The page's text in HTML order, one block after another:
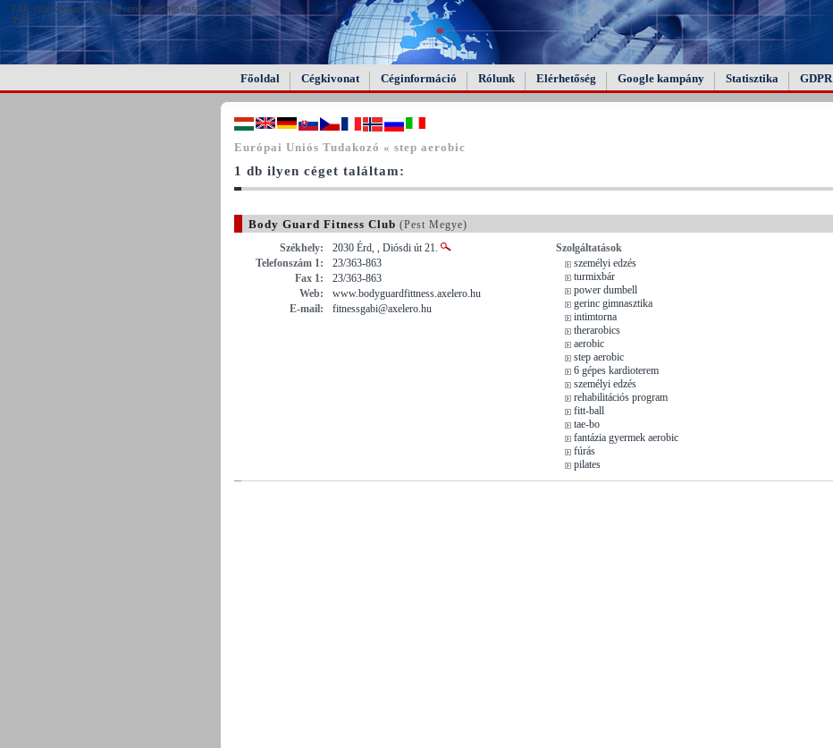
FAIL (the browser should render some flash content, not
this).
Főoldal Cégkivonat Céginformáció Rólunk Elérhetőség Google kampány Statisztika GDPR
Európai Uniós Tudakozó « step aerobic
1 db ilyen céget találtam:
Body Guard Fitness Club (Pest Megye)
Székhely:
2030 Érd, , Diósdi út 21.
Telefonszám 1:
23/363-863
Fax 1:
23/363-863
Web:
www.bodyguardfittness.axelero.hu
E-mail:
fitnessgabi@axelero.hu
Szolgáltatások
személyi edzés
turmixbár
power dumbell
gerinc gimnasztika
intimtorna
therarobics
aerobic
step aerobic
6 gépes kardioterem
személyi edzés
rehabilitációs program
fitt-ball
tae-bo
fantázia gyermek aerobic
fúrás
pilates